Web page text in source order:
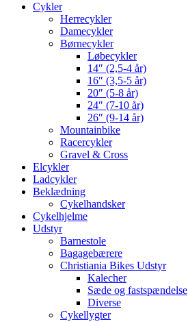
Cykler
Herrecykler
Damecykler
Børnecykler
Løbecykler
14″ (2,5-4 år)
16″ (3,5-5 år)
20″ (5-8 år)
24″ (7-10 år)
26″ (9-14 år)
Mountainbike
Racercykler
Gravel & Cross
Elcykler
Ladcykler
Beklædning
Cykelhandsker
Cykelhjelme
Udstyr
Barnestole
Bagagebærere
Christiania Bikes Udstyr
Kalecher
Sæde og fastspændelse
Diverse
Cykellygter